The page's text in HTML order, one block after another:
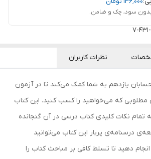
نظرات کاربران
یازدهم به شما کمک می‌کند تا در آزمون
که می‌خواهید را کسب کنید. این کتاب
تمام نکات کلیدی کتاب درسی در آن گنجانده
درسنامه‌ی پربار این کتاب می‌توانید
دهید تا تسلط کافی بر مباحث کتاب را